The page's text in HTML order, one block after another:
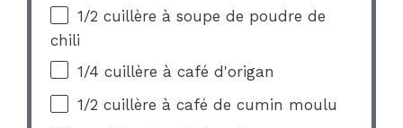
1/2 cuillère à soupe de poudre de
chili
1/4 cuillère à café d'origan
1/2 cuillère à café de cumin moulu